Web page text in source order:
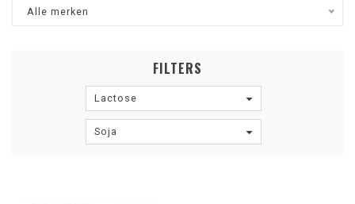
Alle merken
FILTERS
Lactose
Soja